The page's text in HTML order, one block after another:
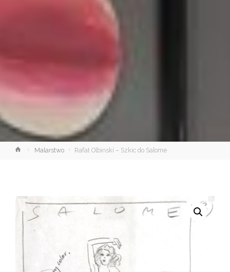
StronaMalarstwo Rafał Olbiński – Szkic do Salome